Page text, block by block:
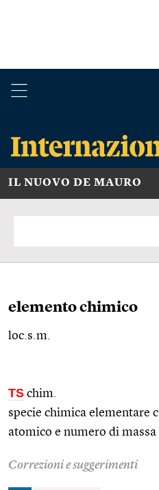
IL NUOVO DE MAURO
elemento chimico
loc.s.m.
TS chim.
specie chimica elementare
atomico e numero di massa
Correzioni e suggerimenti